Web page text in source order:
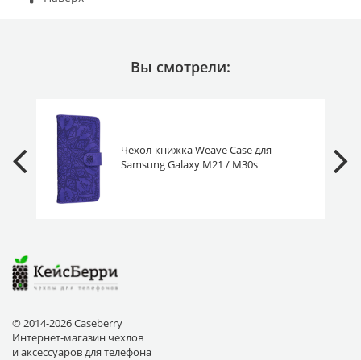
Вы смотрели:
Чехол-книжка Weave Case для
Samsung Galaxy M21 / M30s
© 2014-2026 Caseberry
Интернет-магазин чехлов
и аксессуаров для телефона